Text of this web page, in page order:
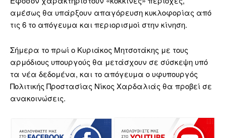
αμέσως θα υπάρξουν απαγόρευση κυκλοφορίας από
τις 6 το απόγευμα και περιορισμοί στην κίνηση.
Σήμερα το πρωί ο Κυριάκος Μητσοτάκης με τους
αρμόδιους υπουργούς θα μετάσχουν σε σύσκεψη υπό
τα νέα δεδομένα, και το απόγευμα ο υφυπουργός
Πολιτικής Προστασίας Νίκος Χαρδαλιάς θα προβεί σε
ανακοινώσεις.